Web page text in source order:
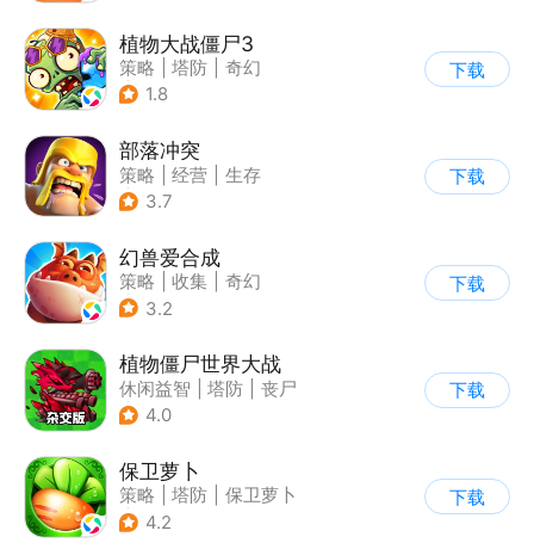
植物大战僵尸3
策略 塔防
奇幻
| 开放世界
1.8
下载
部落冲突
策略 经营
生存
| 部落冲突
3.7
下载
幻兽爱合成
策略 收集
奇幻
| 卡通
3.2
下载
植物僵尸世界大战
休闲益智 塔防
丧尸
| 卡通
4.0
下载
保卫萝卜
策略 塔防
保卫萝卜
| 卡通
4.2
下载